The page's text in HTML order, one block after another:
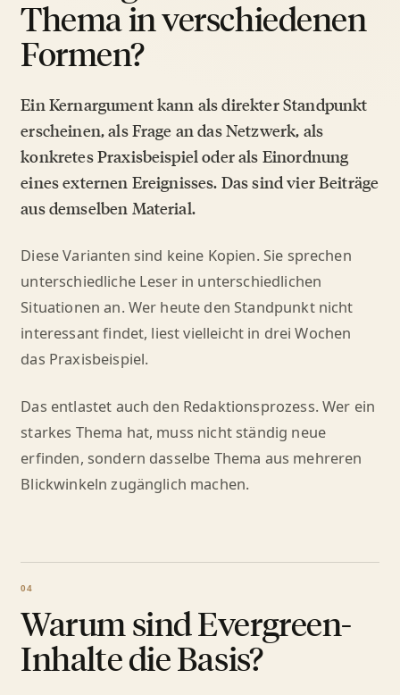
Thema in verschiedenen
Formen?
Ein Kernargument kann als direkter Standpunkt
erscheinen, als Frage an das Netzwerk, als
konkretes Praxisbeispiel oder als Einordnung
eines externen Ereignisses. Das sind vier Beiträge
aus demselben Material.
Diese Varianten sind keine Kopien. Sie sprechen
unterschiedliche Leser in unterschiedlichen
Situationen an. Wer heute den Standpunkt nicht
interessant findet, liest vielleicht in drei Wochen
das Praxisbeispiel.
Das entlastet auch den Redaktionsprozess. Wer ein
starkes Thema hat, muss nicht ständig neue
erfinden, sondern dasselbe Thema aus mehreren
Blickwinkeln zugänglich machen.
Warum sind Evergreen-
Inhalte die Basis?